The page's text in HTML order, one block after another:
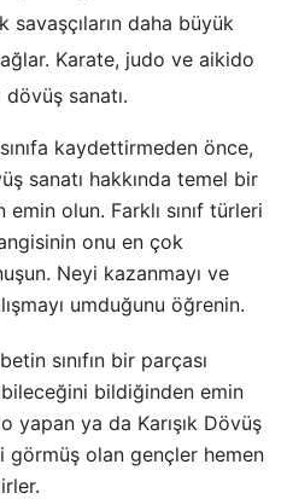
savaşçıların daha büyük
Karate, judo ve aikido
sanatı.
kaydettirmeden önce,
sanatı hakkında temel bir
olun. Farklı sınıf türleri
onu en çok
Neyi kazanmayı ve
umduğunu öğrenin.
sınıfın bir parçası
bildiğinden emin
yapan ya da Karışık Dövüş
görmüş olan gençler hemen